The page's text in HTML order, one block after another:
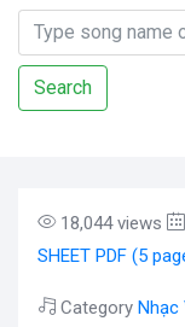
Search
18,044 views
SHEET PDF (5
Category Nhạc